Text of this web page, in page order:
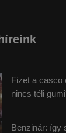
Fizet a casco
nincs téli
Benzinár: így